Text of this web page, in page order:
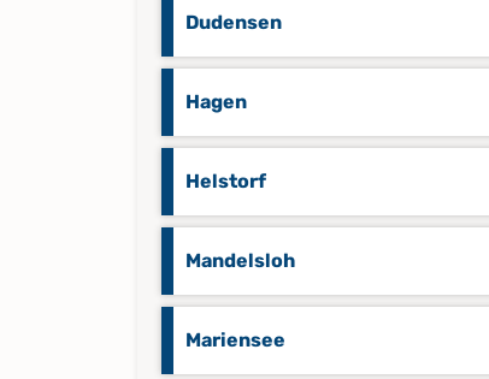
Dudensen
Hagen
Helstorf
Mandelsloh
Mariensee